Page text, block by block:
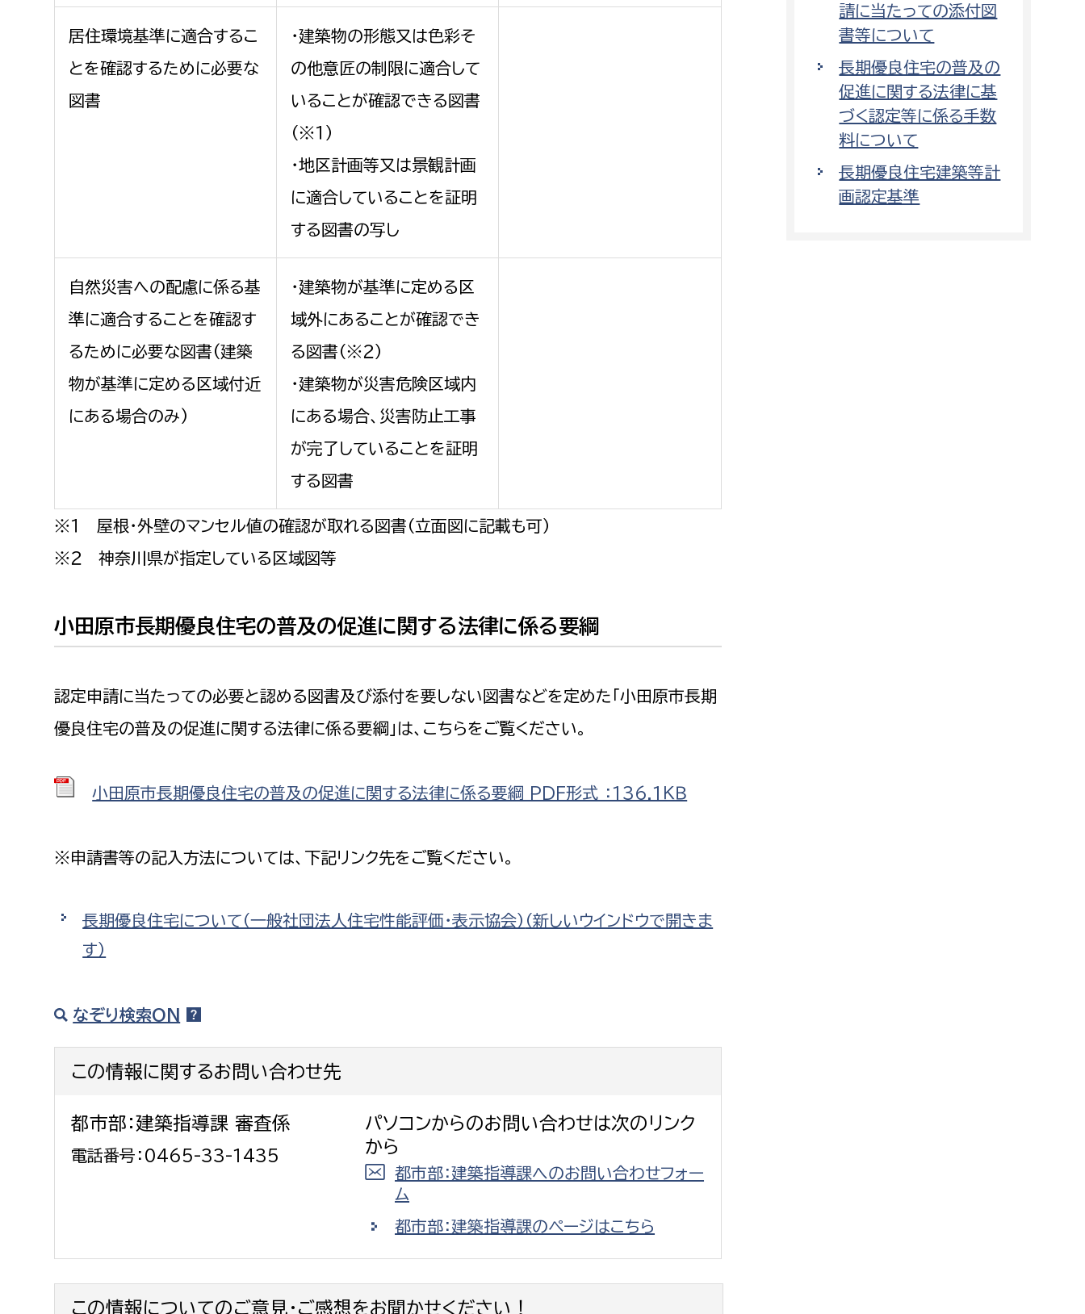
居住環境基準に適合するこ
とを確認するために必要な
図書
・建築物の形態又は色彩そ
の他意匠の制限に適合して
いることが確認できる図書
（※１）
・地区計画等又は景観計画
に適合していることを証明
する図書の写し
自然災害への配慮に係る基
準に適合することを確認す
るために必要な図書(建築
物が基準に定める区域付近
にある場合のみ)
・建築物が基準に定める区
域外にあることが確認でき
る図書（※２）
・建築物が災害危険区域内
にある場合、災害防止工事
が完了していることを証明
する図書
※１ 屋根・外壁のマンセル値の確認が取れる図書（立面図に記載も可）
※２ 神奈川県が指定している区域図等
小田原市長期優良住宅の普及の促進に関する法律に係る要綱
認定申請に当たっての必要と認める図書及び添付を要しない図書などを定めた「小田原市長期
優良住宅の普及の促進に関する法律に係る要綱」は、こちらをご覧ください。
小田原市長期優良住宅の普及の促進に関する法律に係る要綱 PDF形式 ：136.1ＫＢ
※申請書等の記入方法については、下記リンク先をご覧ください。
長期優良住宅について（一般社団法人住宅性能評価・表示協会） （新しいウインドウで開きま
す）
なぞり検索ON
この情報に関するお問い合わせ先
都市部：建築指導課 審査係
電話番号：0465-33-1435
パソコンからのお問い合わせは次のリンク
から
都市部：建築指導課へのお問い合わせフォー
ム
都市部：建築指導課のページはこちら
この情報についてのご意見・ご感想をお聞かせください！
請に当たっての添付図
書等について
長期優良住宅の普及の
促進に関する法律に基
づく認定等に係る手数
料について
長期優良住宅建築等計
画認定基準